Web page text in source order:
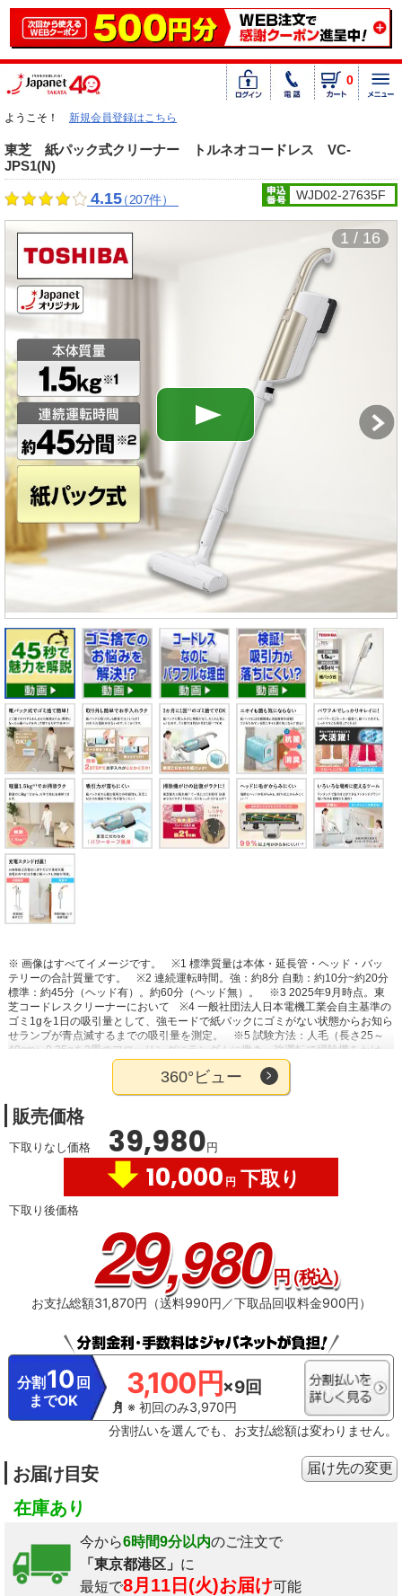
0
ようこそ！ 新規会員登録はこちら
東芝 紙パック式クリーナー トルネオコードレス VC-
JPS1(N)
4.15（207件） WJD02-27635F
1 / 16
※ 画像はすべてイメージです。
※1 標準質量は本体・延長管・ヘッド・バッ
テリーの合計質量です。
※2 連続運転時間。強：約8分 自動：約10分~約20分
標準：約45分（ヘッド有）。約60分（ヘッド無）。
※3 2025年9月時点。東
芝コードレスクリーナーにおいて
※4 一般社団法人日本電機工業会自主基準の
ゴミ1gを1日の吸引量として、強モードで紙パックにゴミがない状態からお知ら
せランプが青点滅するまでの吸引量を測定。
※5 試験方法：人毛（長さ25～
40cm）0.25gを3畳のフローリングにランダムに撒き、強運転で掃除機をかけ
る。これを10サイクル行う。試験結果：回転部のブラシ毛へ絡みつく毛量が1サ
360°ビュー
販売価格
下取りなし価格 39,980円
10,000 円 下取り
下取り後価格 29,980円（税込）
お支払総額31,870円（送料990円／下取品回収料金900円）
分割 10 回
までOK
3,100円×9回
※ 初回のみ3,970円
分割払いを選んでも、お支払総額は変わりません。
お届け目安
在庫あり
今から6時間9分以内のご注文で
「東京都港区」 に
最短で8月11日(火)お届け可能
届け先の変更